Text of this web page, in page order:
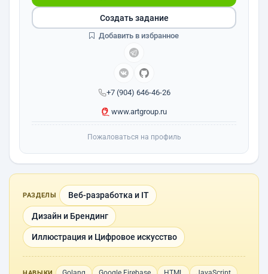
+7 (904) 646-46-26
www.artgroup.ru
Создать задание
Добавить в избранное
Пожаловаться на профиль
РАЗДЕЛЫ Веб-разработка и IT
Дизайн и Брендинг
Иллюстрация и Цифровое искусство